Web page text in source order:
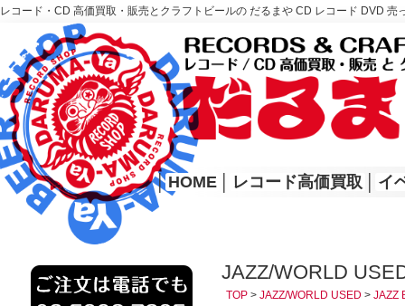
レコード・CD 高価買取・販売とクラフトビールの だるまや CD レコード DVD
レコード高価買取はこちら
HOME
│ HOME レコード高価買取 イ
JAZZ/WORLD
TOP > JAZZ/WORLD USED > JAZZ